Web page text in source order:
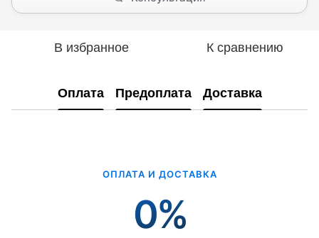
В избранное К сравнению
Оплата Предоплата Доставка
ОПЛАТА И ДОСТАВКА
0%